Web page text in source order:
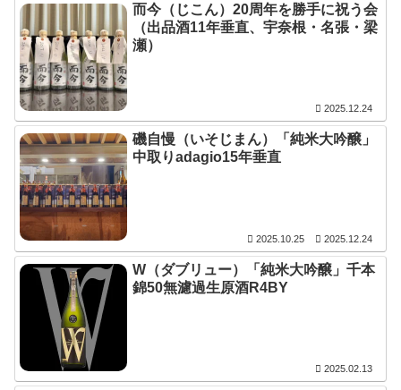
而今（じこん）20周年を勝手に祝う会
（出品酒11年垂直、宇奈根・名張・梁
瀬）
2025.12.24
磯自慢（いそじまん）「純米大吟醸」
中取りadagio15年垂直
2025.10.25 2025.12.24
W（ダブリュー）「純米大吟醸」千本
錦50無濾過生原酒R4BY
2025.02.13